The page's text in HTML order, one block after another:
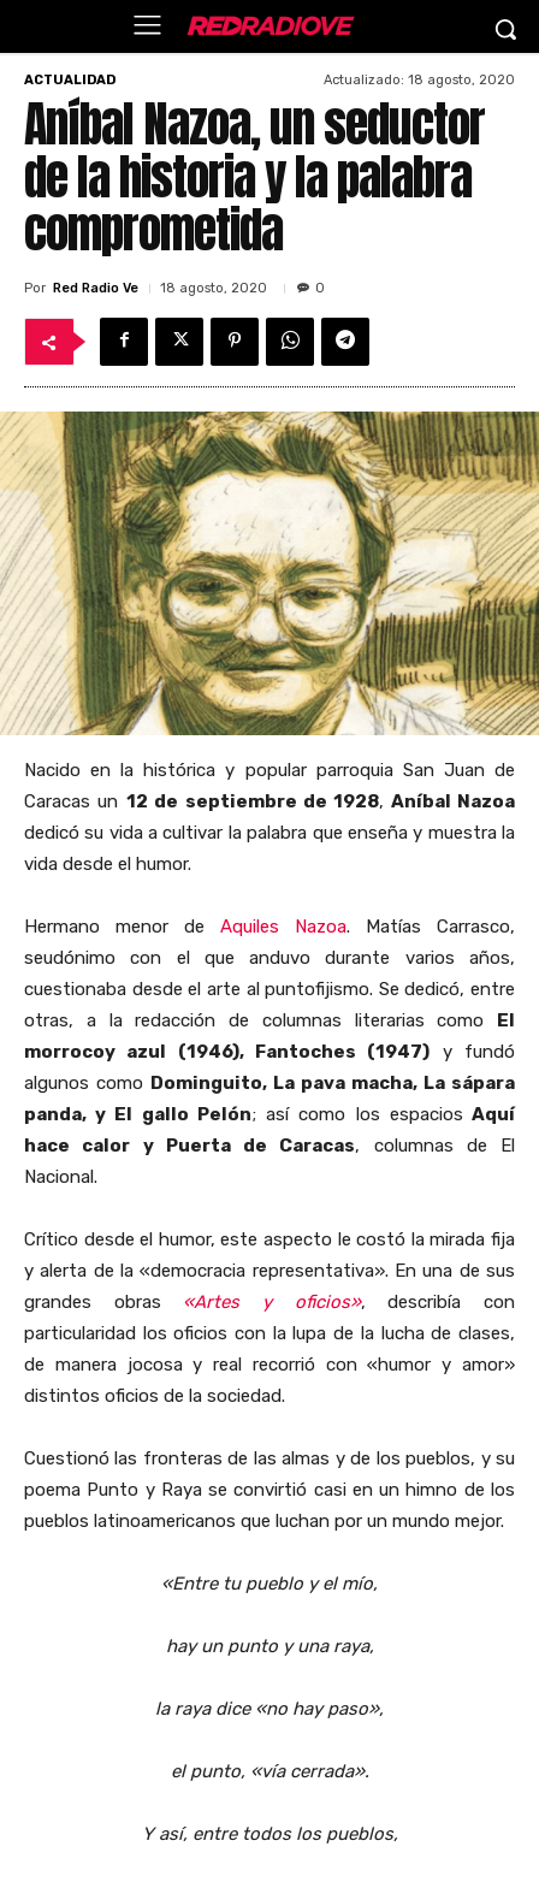
ACTUALIDAD Actualizado: 18 agosto, 2020
Aníbal Nazoa, un seductor
de la historia y la palabra
comprometida
Por Red Radio Ve 18 agosto, 2020 0
Nacido en la histórica y popular parroquia San Juan de
Caracas un 12 de septiembre de 1928, Aníbal Nazoa
dedicó su vida a cultivar la palabra que enseña y muestra la
vida desde el humor.
Hermano menor de Aquiles Nazoa. Matías Carrasco,
seudónimo con el que anduvo durante varios años,
cuestionaba desde el arte al puntofijismo. Se dedicó, entre
otras, a la redacción de columnas literarias como El
morrocoy azul (1946), Fantoches (1947) y fundó
algunos como Dominguito, La pava macha, La sápara
panda, y El gallo Pelón; así como los espacios Aquí
hace calor y Puerta de Caracas, columnas de El
Nacional.
Crítico desde el humor, este aspecto le costó la mirada fija
y alerta de la «democracia representativa». En una de sus
grandes obras «Artes y oficios», describía con
particularidad los oficios con la lupa de la lucha de clases,
de manera jocosa y real recorrió con «humor y amor»
distintos oficios de la sociedad.
Cuestionó las fronteras de las almas y de los pueblos, y su
poema Punto y Raya se convirtió casi en un himno de los
pueblos latinoamericanos que luchan por un mundo mejor.
«Entre tu pueblo y el mío,
hay un punto y una raya,
la raya dice «no hay paso»,
el punto, «vía cerrada».
Y así, entre todos los pueblos,